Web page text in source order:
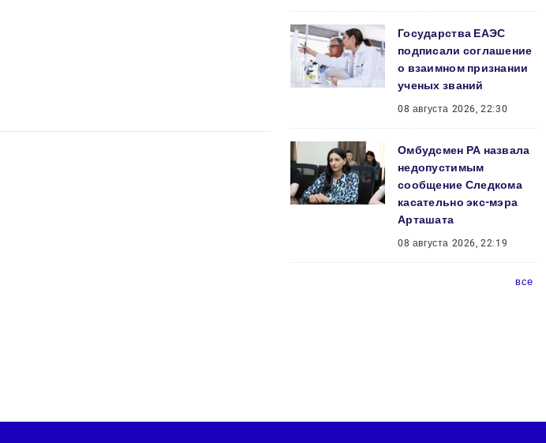
Государства ЕАЭС
подписали соглашение
о взаимном признании
ученых званий
08 августа 2026, 22:30
Омбудсмен РА назвала
недопустимым
сообщение Следкома
касательно экс-мэра
Арташата
08 августа 2026, 22:19
все